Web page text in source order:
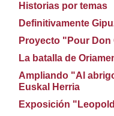
Historias por temas
Definitivamente
Proyecto "Pour Don
La batalla de
Ampliando "Al
Euskal Herria
Exposición